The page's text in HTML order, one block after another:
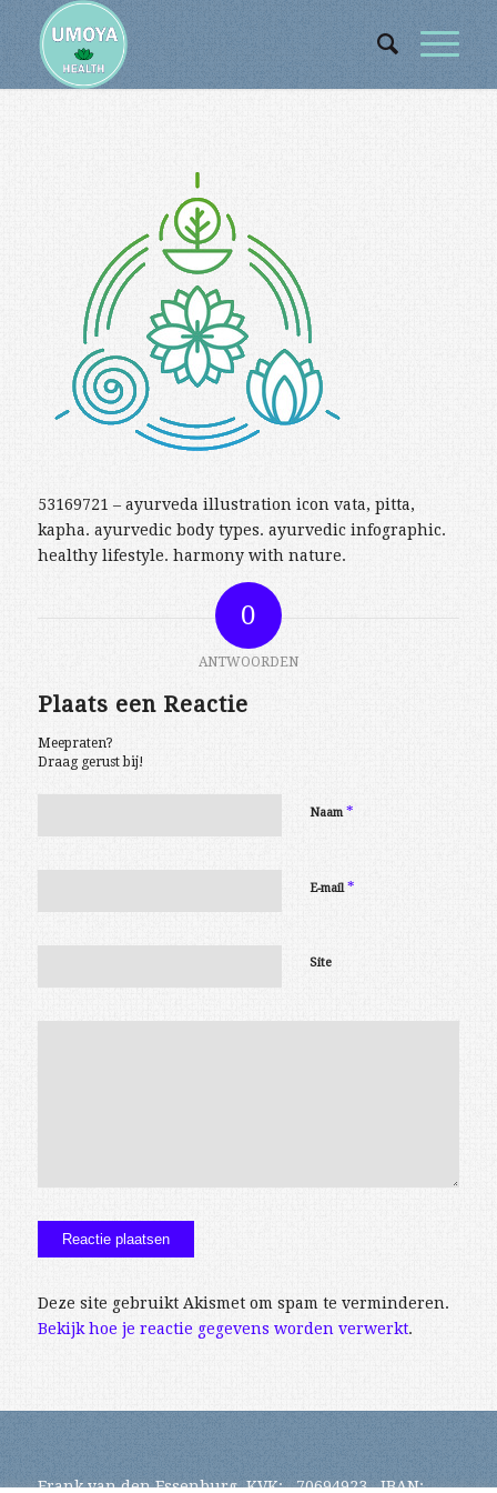
53169721 – ayurveda illustration icon vata, pitta,
kapha. ayurvedic body types. ayurvedic infographic.
healthy lifestyle. harmony with nature.
0
ANTWOORDEN
Plaats een Reactie
Meepraten?
Draag gerust bij!
Naam*
E-mail*
Site
Deze site gebruikt Akismet om spam te verminderen.
Bekijk hoe je reactie gegevens worden verwerkt.
Frank van den Essenburg, KVK: 70694923 , IBAN: